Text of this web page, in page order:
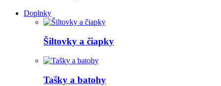
Doplnky
Šiltovky a čiapky
Tašky a batohy